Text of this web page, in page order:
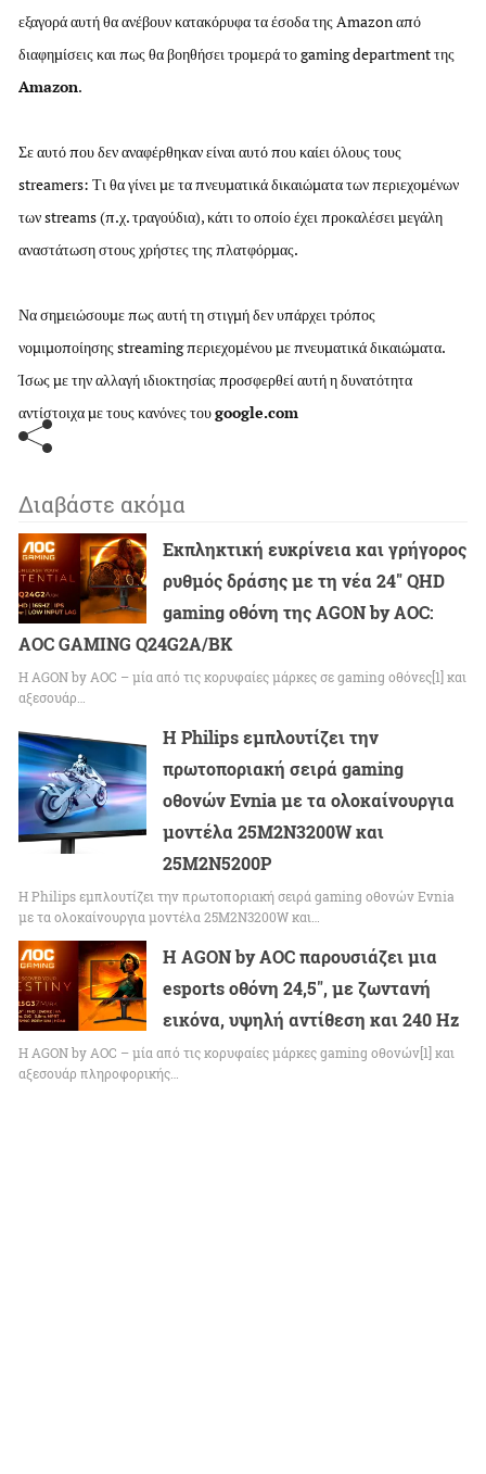
εξαγορά αυτή θα ανέβουν κατακόρυφα τα έσοδα της Amazon από
διαφημίσεις και πως θα βοηθήσει τρομερά το gaming department της
Amazon.
Σε αυτό που δεν αναφέρθηκαν είναι αυτό που καίει όλους τους
streamers: Τι θα γίνει με τα πνευματικά δικαιώματα των περιεχομένων
των streams (π.χ. τραγούδια), κάτι το οποίο έχει προκαλέσει μεγάλη
αναστάτωση στους χρήστες της πλατφόρμας.
Να σημειώσουμε πως αυτή τη στιγμή δεν υπάρχει τρόπος
νομιμοποίησης streaming περιεχομένου με πνευματικά δικαιώματα.
Ίσως με την αλλαγή ιδιοκτησίας προσφερθεί αυτή η δυνατότητα
αντίστοιχα με τους κανόνες τουgoogle.com
Διαβάστε ακόμα
Εκπληκτική ευκρίνεια και γρήγορος
ρυθμός δράσης με τη νέα 24″ QHD
gaming οθόνη της AGON by AOC:
AOC GAMING Q24G2A/BK
Η AGON by AOC – μία από τις κορυφαίες μάρκες σε gaming οθόνες[1] και
αξεσουάρ…
H Philips εμπλουτίζει την
πρωτοποριακή σειρά gaming
οθονών Evnia με τα ολοκαίνουργια
μοντέλα 25M2N3200W και
25M2N5200P
H Philips εμπλουτίζει την πρωτοποριακή σειρά gaming οθονών Evnia
με τα ολοκαίνουργια μοντέλα 25M2N3200W και…
Η AGON by AOC παρουσιάζει μια
esports οθόνη 24,5″, με ζωντανή
εικόνα, υψηλή αντίθεση και 240 Hz
Η AGON by AOC – μία από τις κορυφαίες μάρκες gaming οθονών[1] και
αξεσουάρ πληροφορικής…